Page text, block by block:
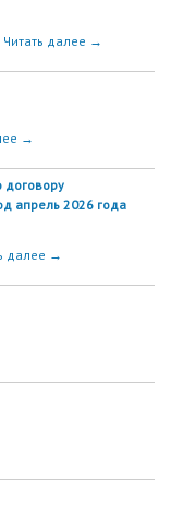
Читать далее →
→
договору
апрель 2026 года
далее →